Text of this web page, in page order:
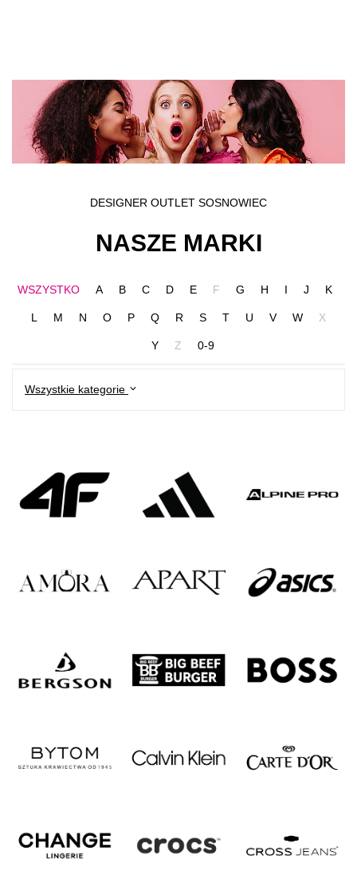
DESIGNER OUTLET SOSNOWIEC
NASZE MARKI
WSZYSTKO A B C D E F G H I J K
L M N O P Q R S T U V W X
Y Z 0-9
Wszystkie kategorie